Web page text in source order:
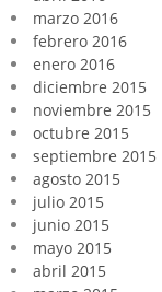
marzo 2016
febrero 2016
enero 2016
diciembre 2015
noviembre 2015
octubre 2015
septiembre 2015
agosto 2015
julio 2015
junio 2015
mayo 2015
abril 2015